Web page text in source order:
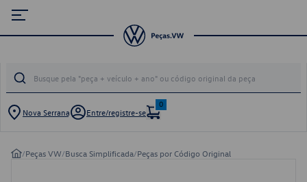
Nova Serrana Entre/registre-se
0
/Peças VW/Busca Simplificada/Peças por Código Original